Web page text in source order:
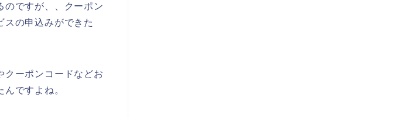
のですが、、クーポン
スの申込みができた
クーポンコードなどお
ですよね。